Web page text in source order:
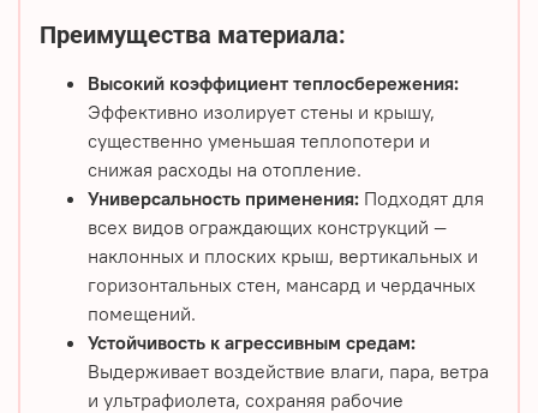
Преимущества материала:
Высокий коэффициент теплосбережения:
Эффективно изолирует стены и крышу,
существенно уменьшая теплопотери и
снижая расходы на отопление.
Универсальность применения: Подходят для
всех видов ограждающих конструкций —
наклонных и плоских крыш, вертикальных и
горизонтальных стен, мансард и чердачных
помещений.
Устойчивость к агрессивным средам:
Выдерживает воздействие влаги, пара, ветра
и ультрафиолета, сохраняя рабочие